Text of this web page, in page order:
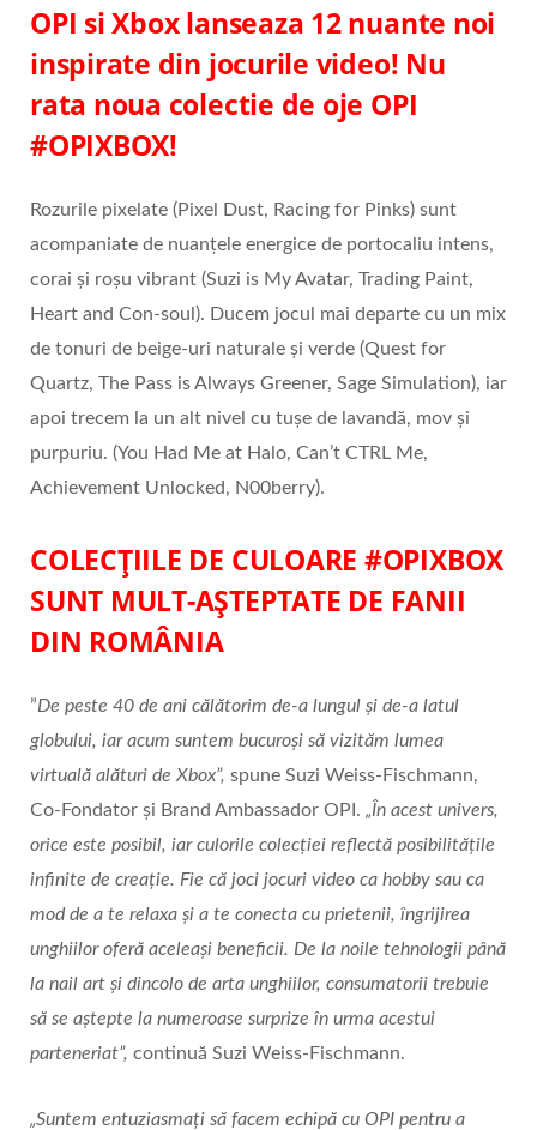
OPI si Xbox lanseaza 12 nuante noi
inspirate din jocurile video! Nu
rata noua colectie de oje OPI
#OPIXBOX!
Rozurile pixelate (Pixel Dust, Racing for Pinks) sunt
acompaniate de nuanțele energice de portocaliu intens,
corai și roșu vibrant (Suzi is My Avatar, Trading Paint,
Heart and Con-soul). Ducem jocul mai departe cu un mix
de tonuri de beige-uri naturale și verde (Quest for
Quartz, The Pass is Always Greener, Sage Simulation), iar
apoi trecem la un alt nivel cu tușe de lavandă, mov și
purpuriu. (You Had Me at Halo, Can’t CTRL Me,
Achievement Unlocked, N00berry).
COLECȚIILE DE CULOARE #OPIXBOX
SUNT MULT-AȘTEPTATE DE FANII
DIN ROMÂNIA
”De peste 40 de ani călătorim de-a lungul și de-a latul
globului, iar acum suntem bucuroși să vizităm lumea
virtuală alături de Xbox”, spune Suzi Weiss-Fischmann,
Co-Fondator și Brand Ambassador OPI. „În acest univers,
orice este posibil, iar culorile colecției reflectă posibilitățile
infinite de creație. Fie că joci jocuri video ca hobby sau ca
mod de a te relaxa și a te conecta cu prietenii, îngrijirea
unghiilor oferă aceleași beneficii. De la noile tehnologii până
la nail art și dincolo de arta unghiilor, consumatorii trebuie
să se aștepte la numeroase surprize în urma acestui
parteneriat”, continuă Suzi Weiss-Fischmann.
„Suntem entuziasmați să facem echipă cu OPI pentru a